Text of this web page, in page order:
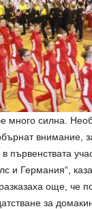
много силна.
внимание,
първенствата
и Германия“,
още, че
за